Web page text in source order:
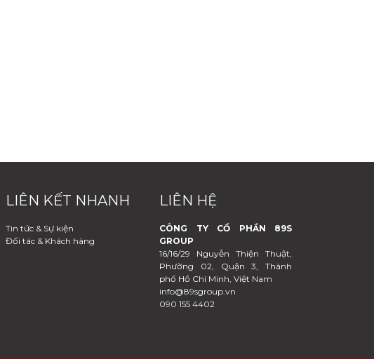
LIÊN KẾT NHANH
Tin tức & Sự kiện
Đối tác & Khách hàng
LIÊN HỆ
CÔNG TY CỔ PHẦN 89S
GROUP
16/16/29 Nguyễn Thiện Thuật,
Phường 02, Quận 3, Thành
phố Hồ Chí Minh, Việt Nam
info@89sgroup.vn
090 155 4402